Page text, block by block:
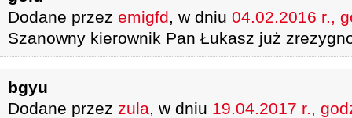
Dodane przez emigfd, w dniu 04.02.2016 r.,
Szanowny kierownik Pan Łukasz już
bgyu
Dodane przez zula, w dniu 19.04.2017 r.,